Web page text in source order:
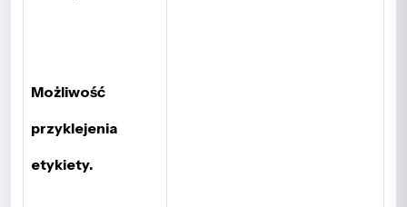
Możliwość
przyklejenia
etykiety.